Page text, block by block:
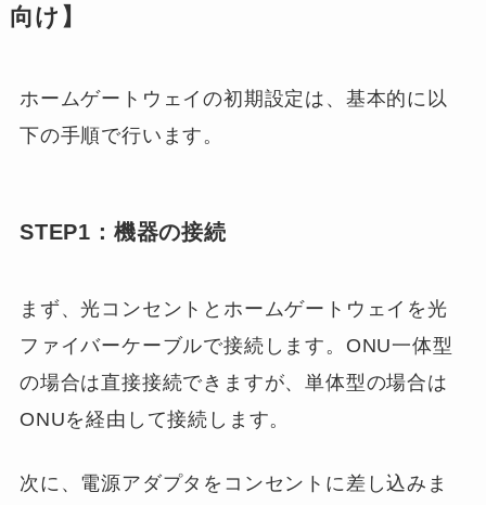
向け】
ホームゲートウェイの初期設定は、基本的に以
下の手順で行います。
STEP1：機器の接続
まず、光コンセントとホームゲートウェイを光
ファイバーケーブルで接続します。ONU一体型
の場合は直接接続できますが、単体型の場合は
ONUを経由して接続します。
次に、電源アダプタをコンセントに差し込みま